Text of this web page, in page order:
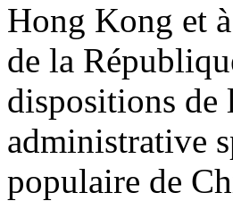
Hong Kong et
de la
dispositions de
administrative
populaire de